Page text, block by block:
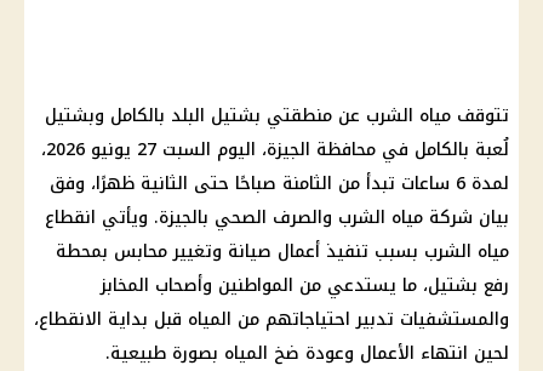
تتوقف مياه الشرب عن منطقتي بشتيل البلد بالكامل وبشتيل
لُعبة بالكامل في محافظة الجيزة، اليوم السبت 27 يونيو 2026،
لمدة 6 ساعات تبدأ من الثامنة صباحًا حتى الثانية ظهرًا، وفق
بيان شركة مياه الشرب والصرف الصحي بالجيزة. ويأتي انقطاع
مياه الشرب بسبب تنفيذ أعمال صيانة وتغيير محابس بمحطة
رفع بشتيل، ما يستدعي من المواطنين وأصحاب المخابز
والمستشفيات تدبير احتياجاتهم من المياه قبل بداية الانقطاع،
لحين انتهاء الأعمال وعودة ضخ المياه بصورة طبيعية.